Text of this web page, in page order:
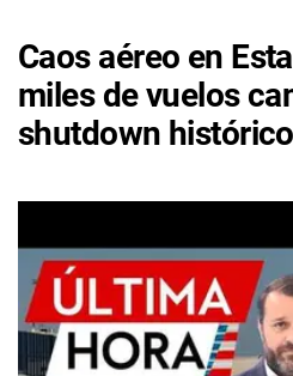
Caos aéreo en
miles de vuelos
shutdown histórico